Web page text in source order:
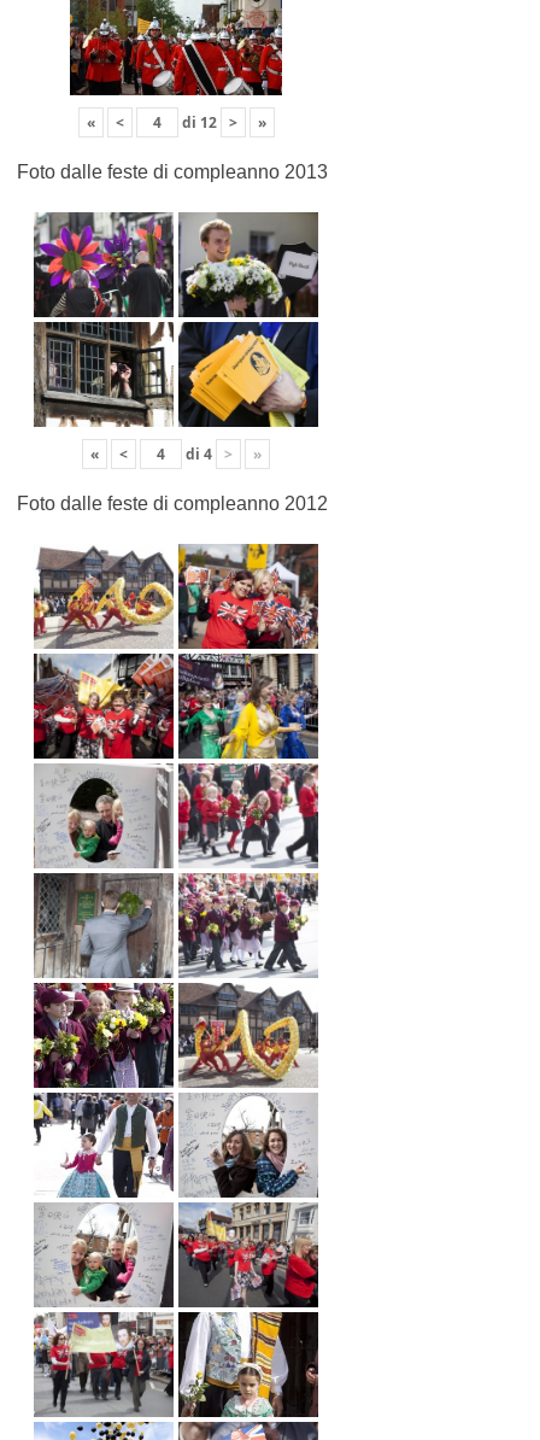
« < di 12 > »
Foto dalle feste di compleanno 2013
« < di 4 > »
Foto dalle feste di compleanno 2012